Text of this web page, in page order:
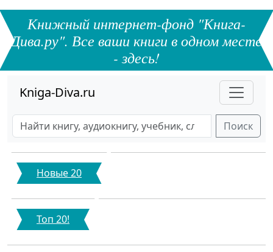
Книжный интернет-фонд "Книга-
Дива.ру". Все ваши книги в одном месте
- здесь!
Kniga-Diva.ru
Поиск
Новые 20
Топ 20!